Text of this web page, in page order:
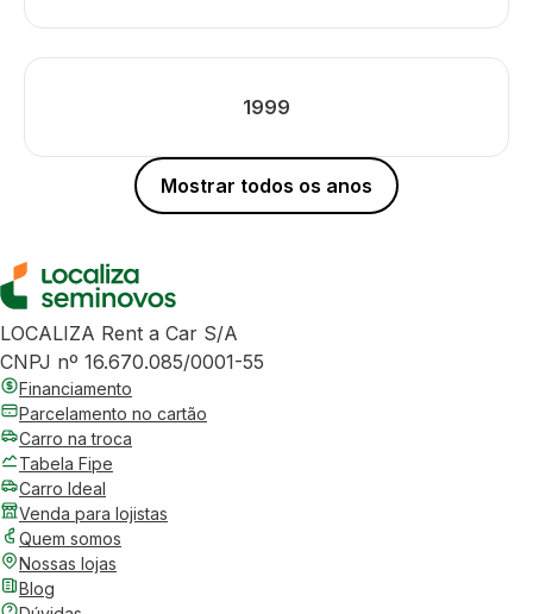
1999
Mostrar todos os anos
LOCALIZA Rent a Car S/A
CNPJ nº 16.670.085/0001-55
Financiamento
Parcelamento no cartão
Carro na troca
Tabela Fipe
Carro Ideal
Venda para lojistas
Quem somos
Nossas lojas
Blog